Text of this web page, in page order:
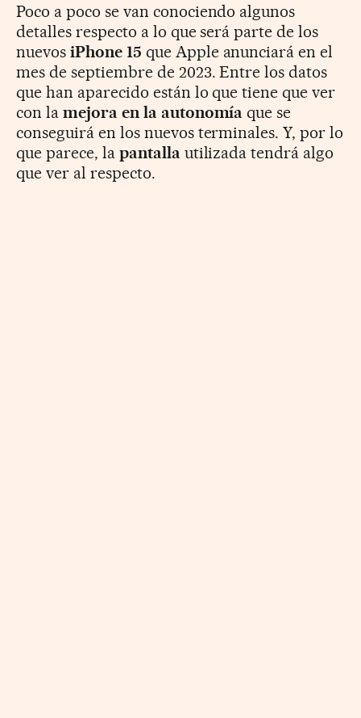
Poco a poco se van conociendo algunos
detalles respecto a lo que será parte de los
nuevos iPhone 15 que Apple anunciará en el
mes de septiembre de 2023. Entre los datos
que han aparecido están lo que tiene que ver
con la mejora en la autonomía que se
conseguirá en los nuevos terminales. Y, por lo
que parece, la pantalla utilizada tendrá algo
que ver al respecto.